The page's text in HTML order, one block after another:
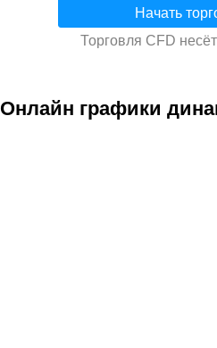
Начать
Торговля CFD
Онлайн графики